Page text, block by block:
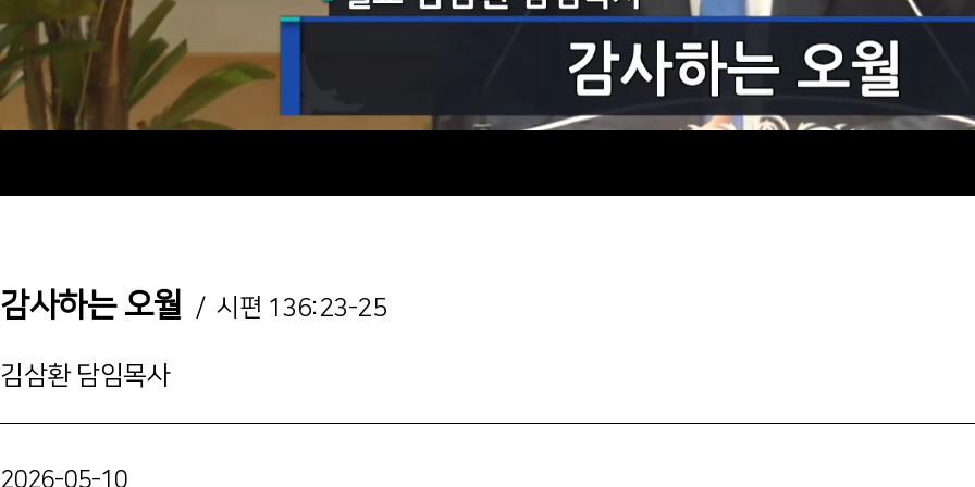
감사하는 오월 / 시편 136:23-25
김삼환 담임목사
2026-05-10